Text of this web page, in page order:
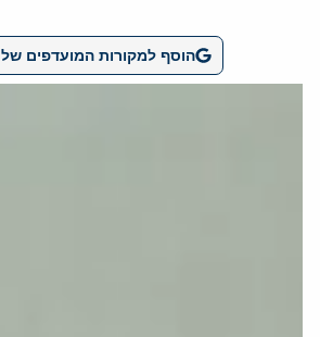
הוסף למקורות המועדפים של Google